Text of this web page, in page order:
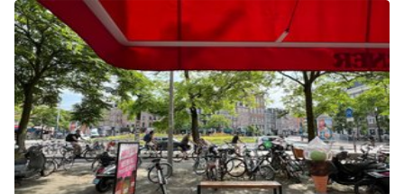
Vente au
détail
Showroom Événement Art
Séance de
photo
Conférence Réunion Bureaux
Local
Commercial
Partagé
Type de l'espace